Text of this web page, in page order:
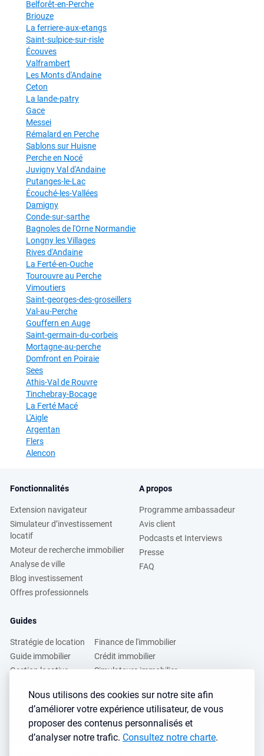
Nous utilisons des cookies sur notre site afin
d’améliorer votre expérience utilisateur, de vous
proposer des contenus personnalisés et
d’analyser notre trafic. Consultez notre charte.
Belforêt-en-Perche
Briouze
La ferriere-aux-etangs
Saint-sulpice-sur-risle
Écouves
Valframbert
Les Monts d'Andaine
Ceton
La lande-patry
Gace
Messei
Rémalard en Perche
Sablons sur Huisne
Perche en Nocé
Juvigny Val d'Andaine
Putanges-le-Lac
Écouché-les-Vallées
Damigny
Conde-sur-sarthe
Bagnoles de l'Orne Normandie
Longny les Villages
Rives d'Andaine
La Ferté-en-Ouche
Tourouvre au Perche
Vimoutiers
Saint-georges-des-groseillers
Val-au-Perche
Gouffern en Auge
Saint-germain-du-corbeis
Mortagne-au-perche
Domfront en Poiraie
Sees
Athis-Val de Rouvre
Tinchebray-Bocage
La Ferté Macé
L'Aigle
Argentan
Flers
Alencon
Fonctionnalités
Extension navigateur
Simulateur d’investissement
locatif
Moteur de recherche immobilier
Analyse de ville
Blog investissement
Offres professionnels
A propos
Programme ambassadeur
Avis client
Podcasts et Interviews
Presse
FAQ
Guides
Stratégie de location
Guide immobilier
Gestion locative
Finance de l'immobilier
Crédit immobilier
Simulateurs immobilier
Vous voulez apprendre à investir dans l’immobilier ?
Inscrivez vous à notre newsletter gratuite :